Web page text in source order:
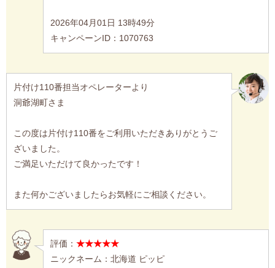
2026年04月01日 13時49分
キャンペーンID：1070763
片付け110番担当オペレーターより
洞爺湖町さま
この度は片付け110番をご利用いただきありがとうご
ざいました。
ご満足いただけて良かったです！
また何かございましたらお気軽にご相談ください。
評価： ★★★★★
ニックネーム：北海道 ピッピ